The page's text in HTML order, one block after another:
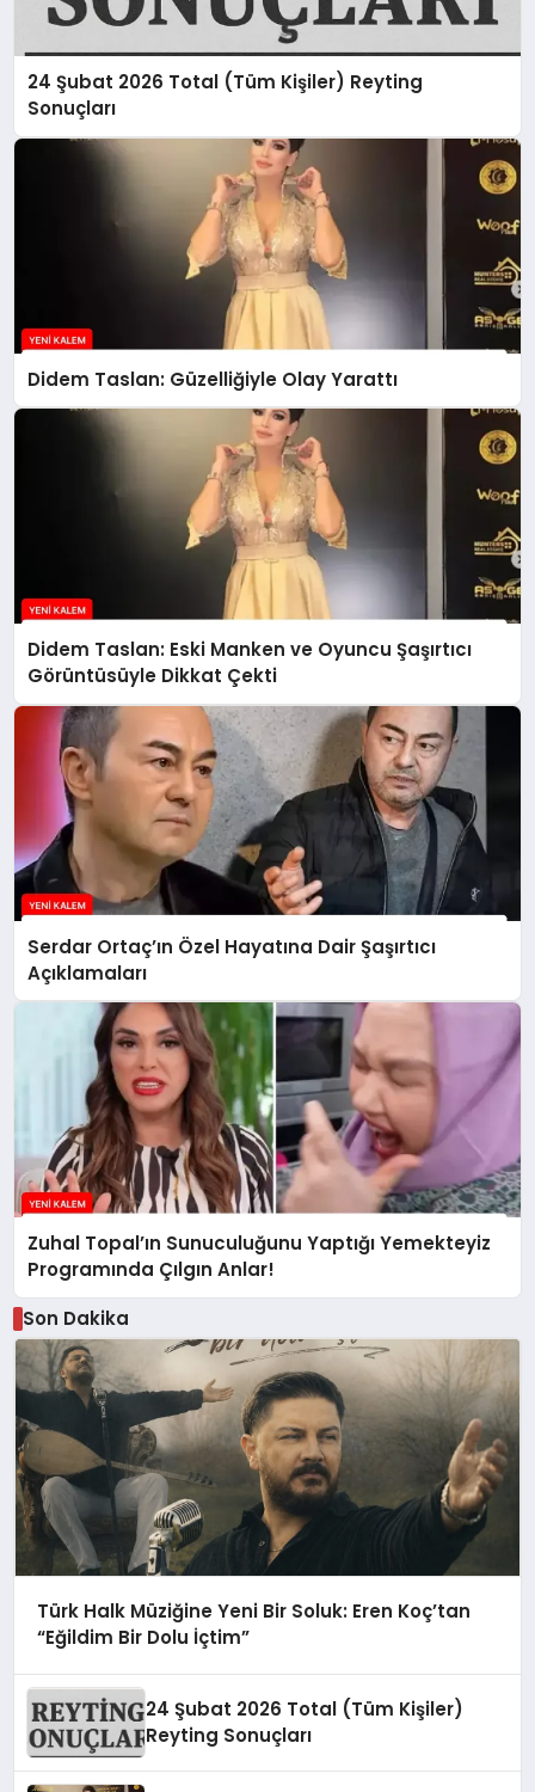
24 Şubat 2026 Total (Tüm Kişiler) Reyting
Sonuçları
Didem Taslan: Güzelliğiyle Olay Yarattı
Didem Taslan: Eski Manken ve Oyuncu Şaşırtıcı
Görüntüsüyle Dikkat Çekti
Serdar Ortaç’ın Özel Hayatına Dair Şaşırtıcı
Açıklamaları
Zuhal Topal’ın Sunuculuğunu Yaptığı Yemekteyiz
Programında Çılgın Anlar!
Son Dakika
Türk Halk Müziğine Yeni Bir Soluk: Eren Koç’tan
“Eğildim Bir Dolu İçtim”
24 Şubat 2026 Total (Tüm Kişiler)
Reyting Sonuçları